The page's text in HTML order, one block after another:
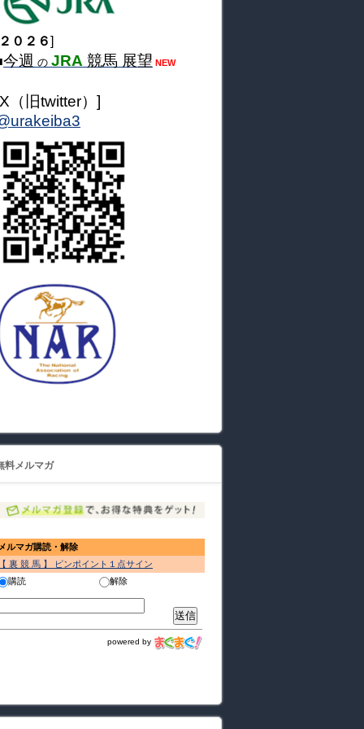
０２６]
今週 の JRA 競馬 展望 NEW
（旧twitter）]
料メルマガ
ルマガ購読・解除
裏 競 馬 】 ピンポイント１点サイン
購読
解除
powered by